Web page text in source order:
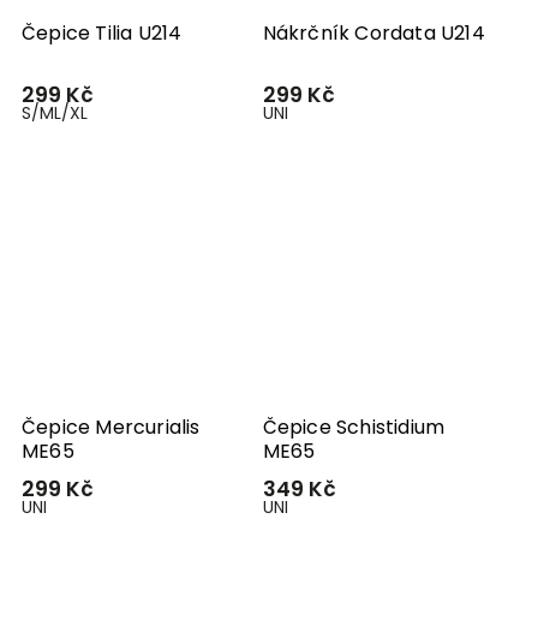
Čepice Tilia U214
299 Kč
S/ML/XL
Nákrčník Cordata U214
299 Kč
UNI
Čepice Mercurialis
ME65
299 Kč
UNI
Čepice Schistidium
ME65
349 Kč
UNI